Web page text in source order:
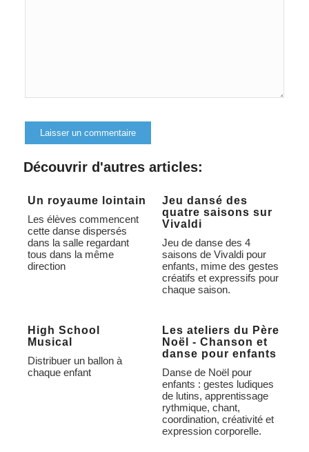
Alternative:
Découvrir d'autres articles:
Un royaume lointain
Les élèves commencent
cette danse dispersés
dans la salle regardant
tous dans la même
direction
Jeu dansé des
quatre saisons sur
Vivaldi
Jeu de danse des 4
saisons de Vivaldi pour
enfants, mime des gestes
créatifs et expressifs pour
chaque saison.
High School
Musical
Distribuer un ballon à
chaque enfant
Les ateliers du Père
Noël - Chanson et
danse pour enfants
Danse de Noël pour
enfants : gestes ludiques
de lutins, apprentissage
rythmique, chant,
coordination, créativité et
expression corporelle.